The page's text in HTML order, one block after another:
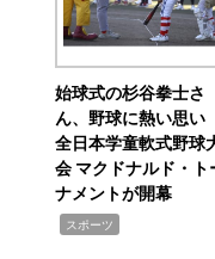
始球式の杉谷拳士さ
ん、野球に熱い思い
全日本学童軟式野球
会 マクドナルド・ト
ナメントが開幕
スポーツ